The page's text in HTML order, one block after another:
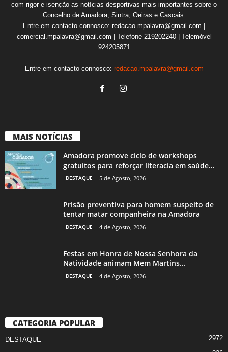
com rigor e isenção as notícias desportivas mais importantes sobre o
Concelho de Amadora, Sintra, Oeiras e Cascais.
Entre em contacto connosco: redacao.mpalavra@gmail.com |
comercial.mpalavra@gmail.com | Telefone 219202240 | Telemóvel
924205871
Entre em contacto connosco: redacao.mpalavra@gmail.com
MAIS NOTÍCIAS
Amadora promove ciclo de workshops
gratuitos para reforçar literacia em saúde...
DESTAQUE 5 de Agosto, 2026
Prisão preventiva para homem suspeito de
tentar matar companheira na Amadora
DESTAQUE 4 de Agosto, 2026
Festas em Honra de Nossa Senhora da
Natividade animam Mem Martins...
DESTAQUE 4 de Agosto, 2026
CATEGORIA POPULAR
DESTAQUE 2972